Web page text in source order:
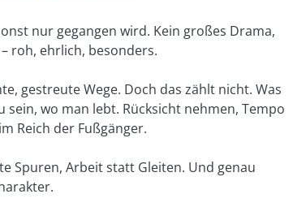
nur gegangen wird. Kein großes Drama,
roh, ehrlich, besonders.
gestreute Wege. Doch das zählt nicht. Was
sein, wo man lebt. Rücksicht nehmen, Tempo
Reich der Fußgänger.
Spuren, Arbeit statt Gleiten. Und genau